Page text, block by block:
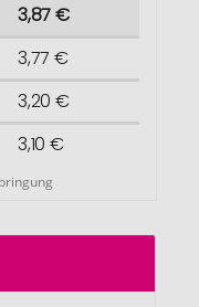
3,87 €
3,77 €
3,20 €
3,10 €